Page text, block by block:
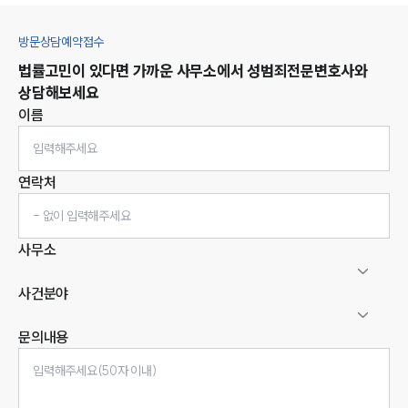
방문상담예약접수
법률고민이 있다면 가까운 사무소에서 성범죄전문변호사와
상담해보세요
이름
연락처
사무소
사건분야
문의내용